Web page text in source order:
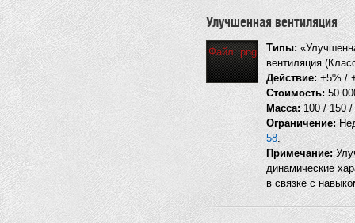
Улучшенная вентиляция
Файл:.png Типы:
вентиляция
Действие: +5% /
Стоимость: 50
Масса:100 / 150 /
Ограничение:
58.
Примечание:
динамические
в связке с